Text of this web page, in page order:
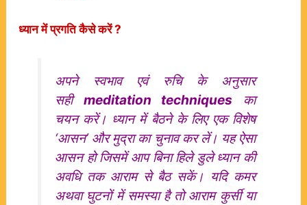
ध्यानमेंप्रगतिकैसेकरें ?
अपने स्वभाव एवं रुचि के अनुसार
सही meditation techniques का
चयन करें। ध्यान में बैठने के लिए एक विशेष
‘आसन’ और मुद्रा का चुनाव कर लें। यह ऐसा
आसन हो जिसमें आप बिना हिले डुले ध्यान की
अवधि तक आराम से बैठ सकें। यदि कमर
अथवा घुटनों में समस्या है तो आराम कुर्सी या